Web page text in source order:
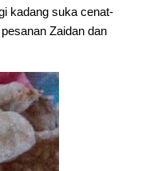
kadang suka cenat-
Zaidan dan